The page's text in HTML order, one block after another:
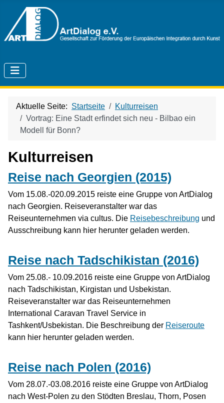
Aktuelle Seite: Startseite
Kulturreisen
Vortrag: Eine Stadt erfindet sich neu - Bilbao ein
Modell für Bonn?
Kulturreisen
Reise nach Georgien (2015)
Vom 15.08.-020.09.2015 reiste eine Gruppe von ArtDialog
nach Georgien. Reiseveranstalter war das
Reiseunternehmen via cultus. Die Reisebeschreibung und
Ausschreibung kann hier herunter geladen werden.
Reise nach Tadschikistan (2016)
Vom 25.08.- 10.09.2016 reiste eine Gruppe von ArtDialog
nach Tadschikistan, Kirgistan und Usbekistan.
Reiseveranstalter war das Reiseunternehmen
International Caravan Travel Service in
Tashkent/Usbekistan. Die Beschreibung der Reiseroute
kann hier herunter geladen werden.
Reise nach Polen (2016)
Vom 28.07.-03.08.2016 reiste eine Gruppe von ArtDialog
nach West-Polen zu den Stödten Breslau, Thorn, Posen